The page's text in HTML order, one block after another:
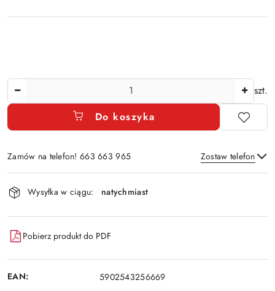
szt.
Do koszyka
Zamów na telefon! 663 663 965 Zostaw telefon
Dostępność
i
dostawa
Wysyłka w ciągu: natychmiast
Pobierz produkt do PDF
EAN: 5902543256669